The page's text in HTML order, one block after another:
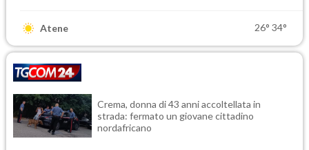
Atene 26° 34°
Crema, donna di 43 anni accoltellata in
strada: fermato un giovane cittadino
nordafricano